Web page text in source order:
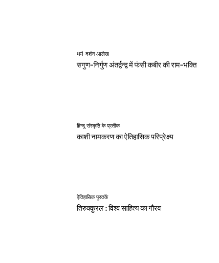
धर्म-दर्शन आलेख
सगुण-निर्गुण अंतर्द्वन्द्व में फंसी कबीर की राम-भक्ति
हिन्दू संस्कृति के प्रतीक
काशी नामकरण का ऐतिहासिक परिप्रेक्ष्य
ऐतिहासिक पुस्तकें
तिरुक्कुरल : विश्व साहित्य का गौरव